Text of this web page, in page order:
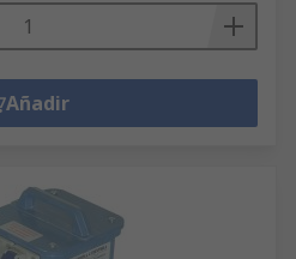
Añadir